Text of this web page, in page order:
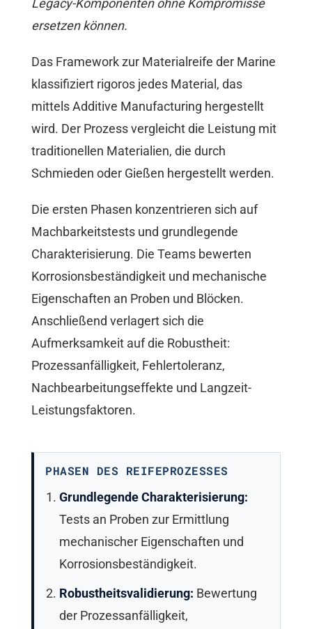
ersetzen können.
Das Framework zur Materialreife der Marine
klassifiziert rigoros jedes Material, das
mittels Additive Manufacturing hergestellt
wird. Der Prozess vergleicht die Leistung mit
traditionellen Materialien, die durch
Schmieden oder Gießen hergestellt werden.
Die ersten Phasen konzentrieren sich auf
Machbarkeitstests und grundlegende
Charakterisierung. Die Teams bewerten
Korrosionsbeständigkeit und mechanische
Eigenschaften an Proben und Blöcken.
Anschließend verlagert sich die
Aufmerksamkeit auf die Robustheit:
Prozessanfälligkeit, Fehlertoleranz,
Nachbearbeitungseffekte und Langzeit-
Leistungsfaktoren.
PHASEN DES REIFEPROZESSES
Grundlegende Charakterisierung:
Tests an Proben zur Ermittlung
mechanischer Eigenschaften und
Korrosionsbeständigkeit.
Robustheitsvalidierung: Bewertung
der Prozessanfälligkeit,